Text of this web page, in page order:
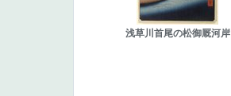
浅草川首尾の松御厩河岸